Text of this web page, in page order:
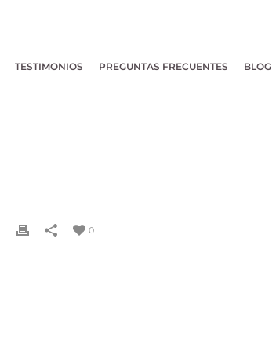
TESTIMONIOS PREGUNTAS FRECUENTES BLOG
0